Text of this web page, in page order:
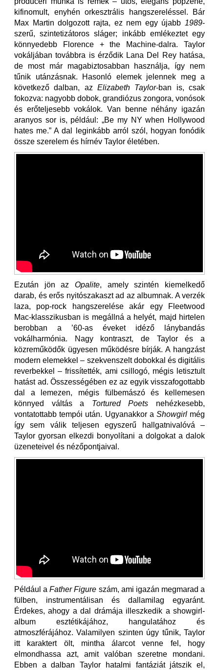
kifinomult, enyhén orkesztrális hangszereléssel. Bár
Max Martin dolgozott rajta, ez nem egy újabb 1989-
szerű, szintetizátoros sláger; inkább emlékeztet egy
könnyedebb Florence + the Machine-dalra. Taylor
vokáljában továbbra is érződik Lana Del Rey hatása,
de most már magabiztosabban használja, így nem
tűnik utánzásnak. Hasonló elemek jelennek meg a
következő dalban, az Elizabeth Taylor-ban is, csak
fokozva: nagyobb dobok, grandiózus zongora, vonósok
és erőteljesebb vokálok. Van benne néhány igazán
aranyos sor is, például: „Be my NY when Hollywood
hates me.” A dal leginkább arról szól, hogyan fonódik
össze szerelem és hírnév Taylor életében.
Ezután jön az Opalite, amely szintén kiemelkedő
darab, és erős nyitószakaszt ad az albumnak. A verzék
laza, pop-rock hangszerelése akár egy Fleetwood
Mac-klasszikusban is megállná a helyét, majd hirtelen
berobban a ’60-as éveket idéző lánybandás
vokálharmónia. Nagy kontraszt, de Taylor és a
közreműködők ügyesen működésre bírják. A hangzást
modern elemekkel – szekvenszelt dobokkal és digitális
reverbekkel – frissítették, ami csillogó, mégis letisztult
hatást ad. Összességében ez az egyik visszafogottabb
dal a lemezen, mégis fülbemászó és kellemesen
könnyed váltás a Tortured Poets nehézkesebb,
vontatottabb tempói után. Ugyanakkor a Showgirlmég
így sem válik teljesen egyszerű hallgatnivalóvá –
Taylor gyorsan elkezdi bonyolítani a dolgokat a dalok
üzeneteivel és nézőpontjaival.
Például aFather Figure szám, ami igazán megmarad a
fülben, instrumentálisan és dallamilag egyaránt.
Érdekes, ahogy a dal drámája illeszkedik a showgirl-
album esztétikájához, hangulatához és
atmoszférájához. Valamilyen szinten úgy tűnik, Taylor
itt karaktert ölt, mintha álarcot venne fel, hogy
elmondhassa azt, amit valóban szeretne mondani.
Ebben a dalban Taylor hatalmi fantáziát játszik el,